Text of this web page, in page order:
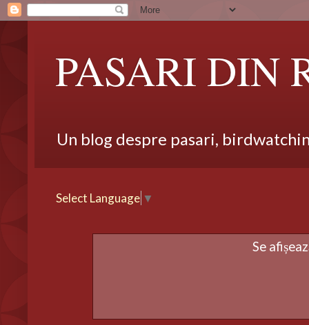
PASARI DIN
Un blog despre pasari,
Select Language ▼
Se